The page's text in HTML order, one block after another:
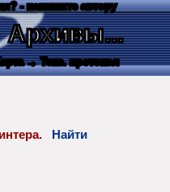
- напишите автору
→ Текс. протокол
Найти